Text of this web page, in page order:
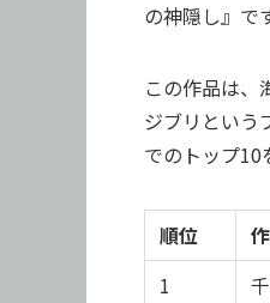
の神隠し』で
この作品は、
ジブリという
でのトップ10
順位
1